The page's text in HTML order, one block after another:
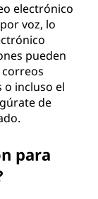
electrónico
voz, lo
pueden
o incluso el
de
para